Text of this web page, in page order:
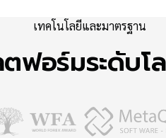
เทคโนโลยีและมาตรฐาน
อร์มระดับโ